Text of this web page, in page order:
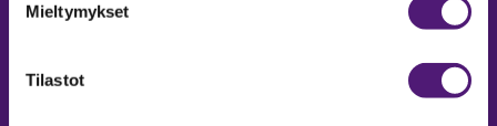
Mieltymykset
Tilastot